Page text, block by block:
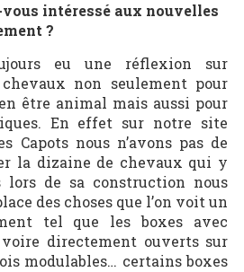
intéressé aux nouvelles
?
eu une réflexion sur
chevaux non seulement pour
être animal mais aussi pour
En effet sur notre site
Capots nous n’avons pas de
la dizaine de chevaux qui y
de sa construction nous
des choses que l’on voit un
tel que les boxes avec
voire directement ouverts sur
modulables… certains boxes